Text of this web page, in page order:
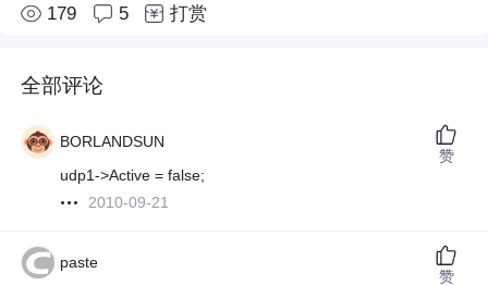
179 5 打赏
全部评论
BORLANDSUN
udp1->Active = false;
2010-09-21
赞
paste
赞